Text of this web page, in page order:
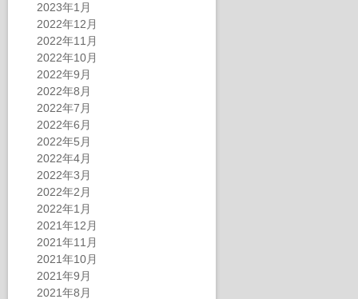
2023年1月
2022年12月
2022年11月
2022年10月
2022年9月
2022年8月
2022年7月
2022年6月
2022年5月
2022年4月
2022年3月
2022年2月
2022年1月
2021年12月
2021年11月
2021年10月
2021年9月
2021年8月